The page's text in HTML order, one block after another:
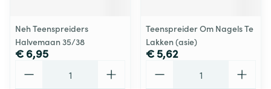
Neh Teenspreiders
Halvemaan 35/38
€ 6,95
Teenspreider Om Nagels Te
Lakken (asie)
€ 5,62